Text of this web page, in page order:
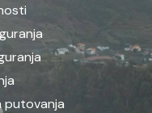
putovanja